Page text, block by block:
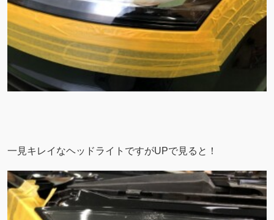
一見キレイなヘッドライトですがUPで見ると！